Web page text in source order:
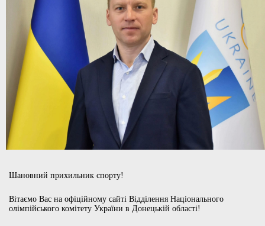
Шановний прихильник спорту!
Вітаємо Вас на офіційному сайті Відділення Національного
олімпійського комітету України в Донецькій області!